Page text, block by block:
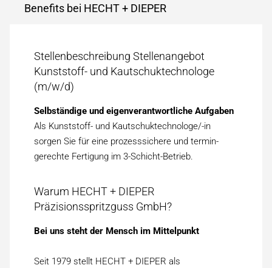
Benefits bei HECHT + DIEPER
Stellenbeschreibung Stellenangebot
Kunststoff- und Kautschuktechnologe
(m/w/d)
Selbständige und eigenverantwortliche Aufgaben
Als Kunststoff- und Kautschuktechnologe/-in
sorgen Sie für eine prozess­sichere und termin­
gerechte Fertigung im 3-Schicht-Betrieb.
Warum HECHT + DIEPER
Präzisionsspritzguss GmbH?
Bei uns steht der Mensch im Mittel­punkt
Seit 1979 stellt HECHT + DIEPER als